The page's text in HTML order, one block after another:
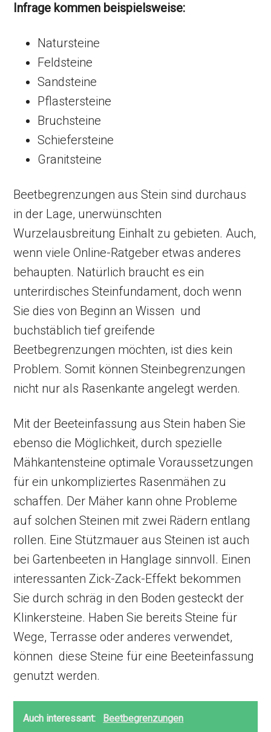
Infrage kommen beispielsweise:
Natursteine
Feldsteine
Sandsteine
Pflastersteine
Bruchsteine
Schiefersteine
Granitsteine
Beetbegrenzungen aus Stein sind durchaus
in der Lage, unerwünschten
Wurzelausbreitung Einhalt zu gebieten. Auch,
wenn viele Online-Ratgeber etwas anderes
behaupten. Natürlich braucht es ein
unterirdisches Steinfundament, doch wenn
Sie dies von Beginn an Wissen und
buchstäblich tief greifende
Beetbegrenzungen möchten, ist dies kein
Problem. Somit können Steinbegrenzungen
nicht nur als Rasenkante angelegt werden.
Mit der Beeteinfassung aus Stein haben Sie
ebenso die Möglichkeit, durch spezielle
Mähkantensteine optimale Voraussetzungen
für ein unkompliziertes Rasenmähen zu
schaffen. Der Mäher kann ohne Probleme
auf solchen Steinen mit zwei Rädern entlang
rollen. Eine Stützmauer aus Steinen ist auch
bei Gartenbeeten in Hanglage sinnvoll. Einen
interessanten Zick-Zack-Effekt bekommen
Sie durch schräg in den Boden gesteckt der
Klinkersteine. Haben Sie bereits Steine für
Wege, Terrasse oder anderes verwendet,
können diese Steine für eine Beeteinfassung
genutzt werden.
Auch interessant: Beetbegrenzungen